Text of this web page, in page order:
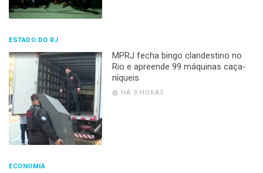
ESTADO DO RJ
MPRJ fecha bingo clandestino no
Rio e apreende 99 máquinas caça-
níqueis
HÁ 3 HORAS
ECONOMIA